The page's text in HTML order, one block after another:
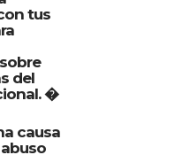
tus
del
�
causa